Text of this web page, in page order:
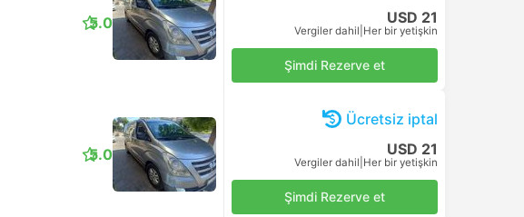
5.0
USD 21
Vergiler dahil Her bir yetişkin
Şimdi Rezerve et
5.0
Ücretsiz iptal
USD 21
Vergiler dahil Her bir yetişkin
Şimdi Rezerve et